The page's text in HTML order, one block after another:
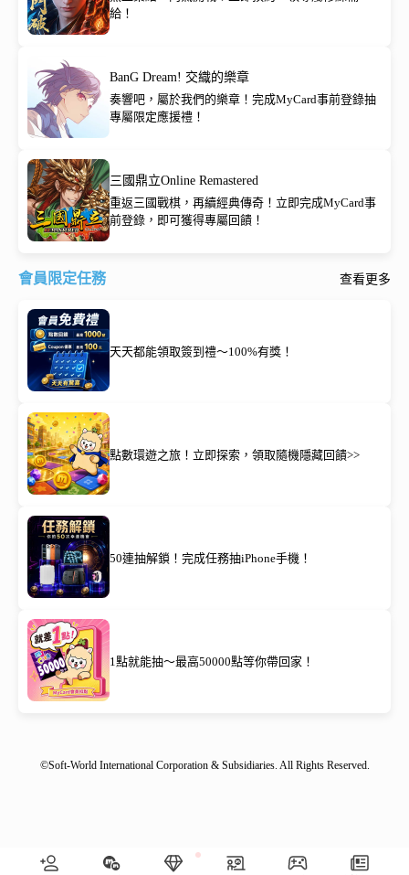
給！
BanG Dream! 交織的樂章
奏響吧，屬於我們的樂章！完成MyCard事前登錄抽
專屬限定應援禮！
三國鼎立Online Remastered
重返三國戰棋，再續經典傳奇！立即完成MyCard事
前登錄，即可獲得專屬回饋！
會員限定任務 查看更多
天天都能領取簽到禮～100%有獎！
點數環遊之旅！立即探索，領取隨機隱藏回饋>>
50連抽解鎖！完成任務抽iPhone手機！
1點就能抽～最高50000點等你帶回家！
©Soft-World International Corporation & Subsidiaries. All Rights Reserved.